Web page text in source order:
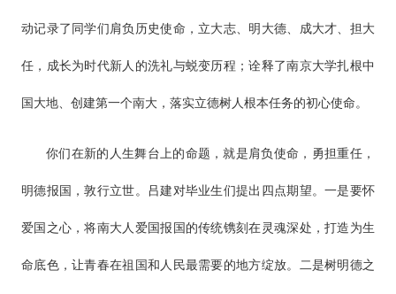
动记录了同学们肩负历史使命，立大志、明大德、成大才、担大
任，成长为时代新人的洗礼与蜕变历程；诠释了南京大学扎根中
国大地、创建第一个南大，落实立德树人根本任务的初心使命。
你们在新的人生舞台上的命题，就是肩负使命，勇担重任，
明德报国，敦行立世。吕建对毕业生们提出四点期望。一是要怀
爱国之心，将南大人爱国报国的传统镌刻在灵魂深处，打造为生
命底色，让青春在祖国和人民最需要的地方绽放。二是树明德之